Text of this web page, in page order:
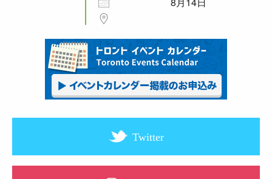
Twitter